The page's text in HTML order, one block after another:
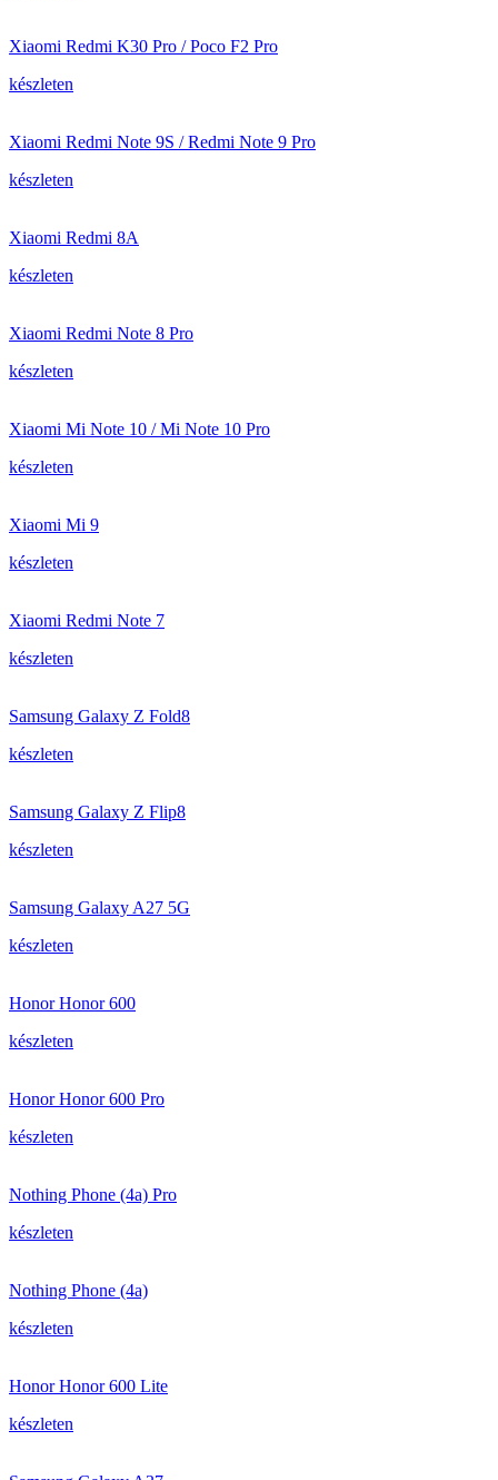
Xiaomi Redmi K30 Pro / Poco F2 Pro
készleten
Xiaomi Redmi Note 9S / Redmi Note 9 Pro
készleten
Xiaomi Redmi 8A
készleten
Xiaomi Redmi Note 8 Pro
készleten
Xiaomi Mi Note 10 / Mi Note 10 Pro
készleten
Xiaomi Mi 9
készleten
Xiaomi Redmi Note 7
készleten
Samsung Galaxy Z Fold8
készleten
Samsung Galaxy Z Flip8
készleten
Samsung Galaxy A27 5G
készleten
Honor Honor 600
készleten
Honor Honor 600 Pro
készleten
Nothing Phone (4a) Pro
készleten
Nothing Phone (4a)
készleten
Honor Honor 600 Lite
készleten